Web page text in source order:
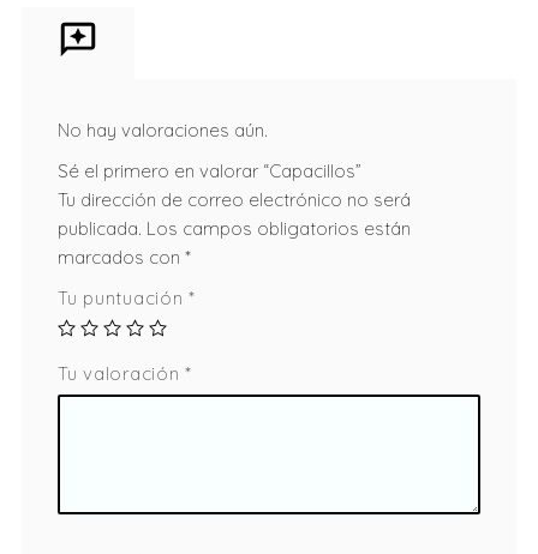
No hay valoraciones aún.
Sé el primero en valorar “Capacillos”
Tu dirección de correo electrónico no será
publicada. Los campos obligatorios están
marcados con *
Tu puntuación*
Tu valoración*